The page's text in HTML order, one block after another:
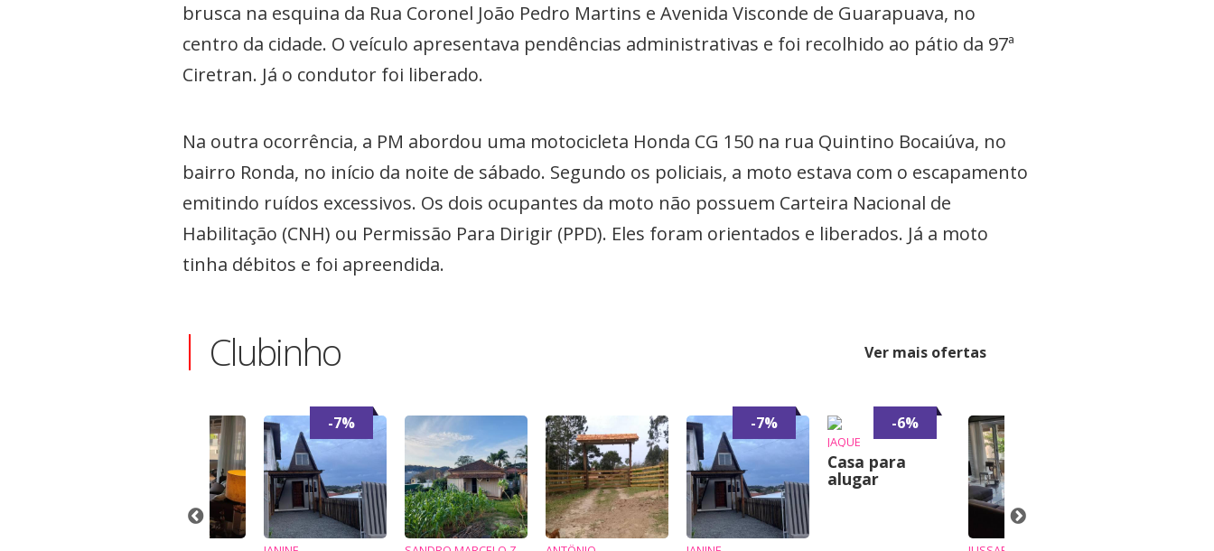
brusca na esquina da Rua Coronel João Pedro Martins e Avenida Visconde de Guarapuava, no
centro da cidade. O veículo apresentava pendências administrativas e foi recolhido ao pátio da 97ª
Ciretran. Já o condutor foi liberado.
Na outra ocorrência, a PM abordou uma motocicleta Honda CG 150 na rua Quintino Bocaiúva, no
bairro Ronda, no início da noite de sábado. Segundo os policiais, a moto estava com o escapamento
emitindo ruídos excessivos. Os dois ocupantes da moto não possuem Carteira Nacional de
Habilitação (CNH) ou Permissão Para Dirigir (PPD). Eles foram orientados e liberados. Já a moto
tinha débitos e foi apreendida.
Clubinho Ver mais ofertas
-7% -7% -6%
JAQUE
Casa para
alugar